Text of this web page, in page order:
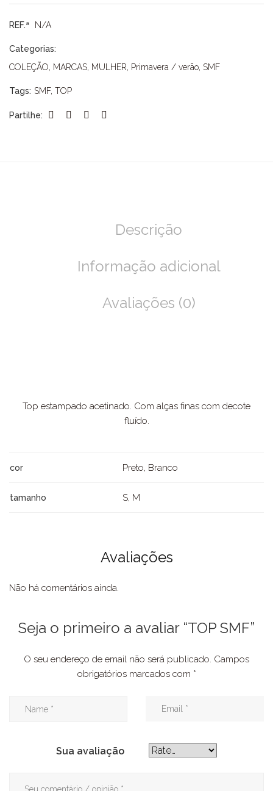
SMF
REF.ª N/A
Categorias:
COLEÇÃO, MARCAS, MULHER, Primavera / verão, SMF
Tags: SMF, TOP
Partilhe:
Descrição
Informação adicional
Avaliações (0)
Top estampado acetinado. Com alças finas com decote
fluído.
cor Preto, Branco
tamanho S, M
Avaliações
Não há comentários ainda.
Seja o primeiro a avaliar “TOP SMF”
O seu endereço de email não será publicado. Campos
obrigatórios marcados com *
Sua avaliação